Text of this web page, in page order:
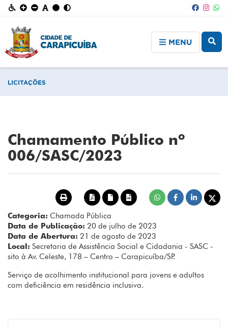
MENU
LICITAÇÕES
Chamamento Público nº
006/SASC/2023
Categoria: Chamada Pública
Data de Publicação: 20 de julho de 2023
Data de Abertura: 21 de agosto de 2023
Local: Secretaria de Assistência Social e Cidadania - SASC -
sito à Av. Celeste, 178 – Centro – Carapicuíba/SP.
Serviço de acolhimento institucional para jovens e adultos
com deficiência em residência inclusiva.